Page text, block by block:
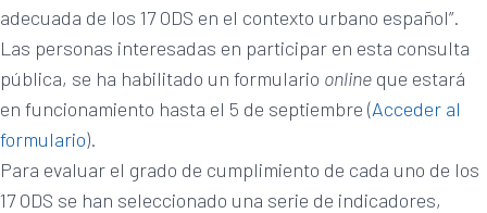
adecuada de los 17 ODS en el contexto urbano español”.
Las personas interesadas en participar en esta consulta
pública, se ha habilitado un formulario online que estará
en funcionamiento hasta el 5 de septiembre (Acceder al
formulario).
Para evaluar el grado de cumplimiento de cada uno de los
17 ODS se han seleccionado una serie de indicadores,